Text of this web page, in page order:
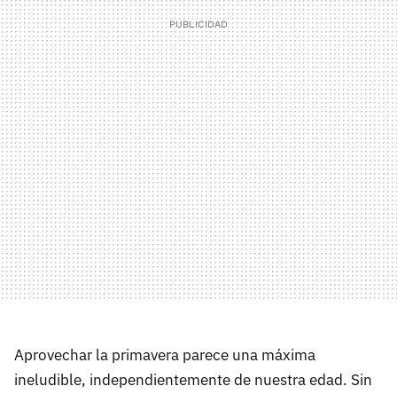
Aprovechar la primavera parece una máxima
ineludible, independientemente de nuestra edad. Sin